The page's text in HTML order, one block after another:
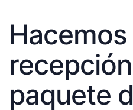
paquete